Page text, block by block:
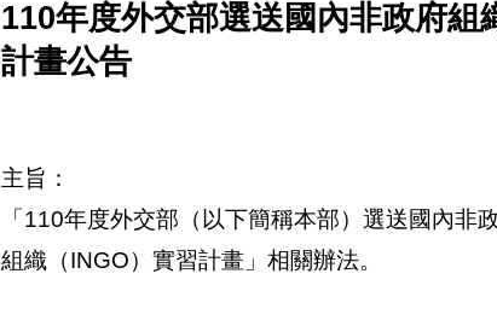
110年度外交部選送國內非政府
計畫公告
主旨：
「110年度外交部（以下簡稱本部）選送國內
組織（INGO）實習計畫」相關辦法。